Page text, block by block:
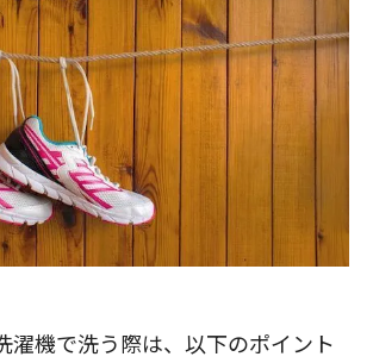
濯機で洗う際は、以下のポイント